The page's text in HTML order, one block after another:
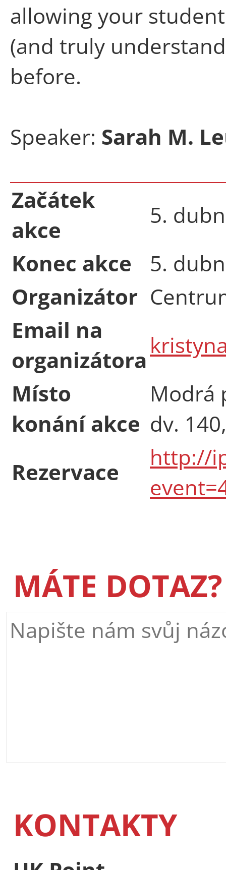
allowing your
(and truly
before.
Speaker: Sarah M.
Začátek
akce
5.
Konec akce
5.
Organizátor
Email na
organizátora
Místo
konání akce
Modrá
dv.
Rezervace
http://
MÁTE DOTAZ?
KONTAKTY